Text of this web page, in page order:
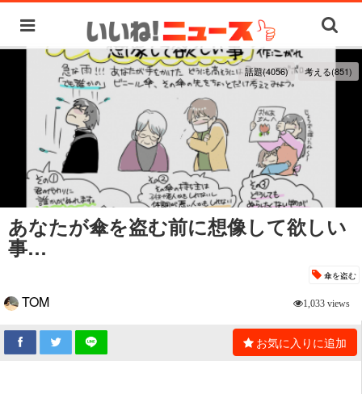
話題(4056) 考える(851)
あなたが傘を盗む前に想像して欲しい
事…
傘を盗む
TOM 1,033 views
お気に入りに追加